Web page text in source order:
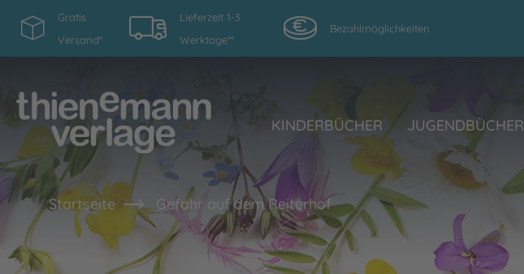
Gratis
Versand*
Lieferzeit 1-3
Werktage**
Bezahlmöglichkeiten
KINDERBÜCHER JUGENDBÜCHER
Startseite Gefahr auf dem Reiterhof